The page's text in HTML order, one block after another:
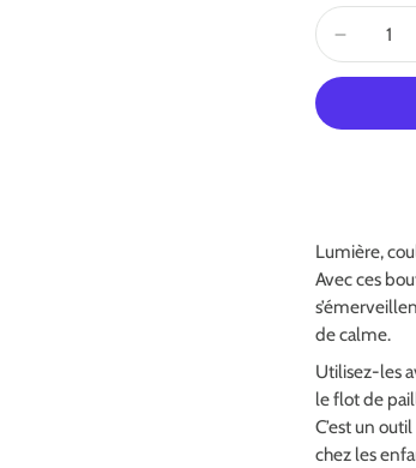
Lumière,
Avec ces
de calme.
Utilisez-les
le flot de
C’est un
chez les